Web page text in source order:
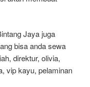
Jaya juga
bisa anda sewa
direktur, olivia,
vip kayu, pelaminan